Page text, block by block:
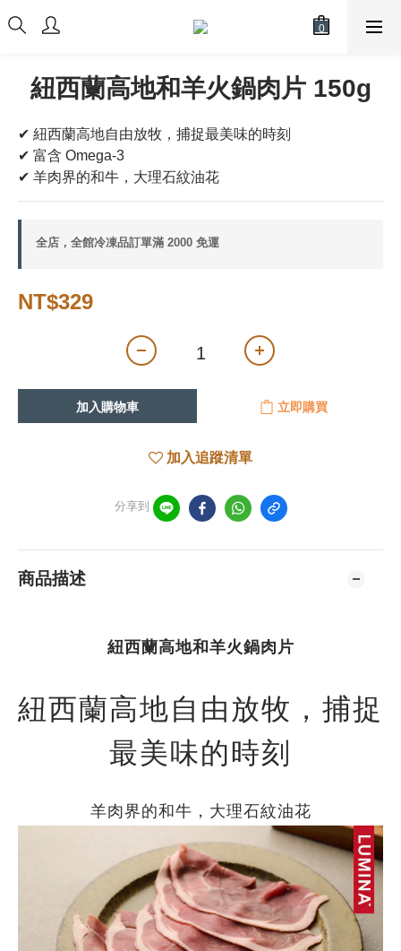
紐西蘭高地和羊火鍋肉片 150g
✔ 紐西蘭高地自由放牧，捕捉最美味的時刻
✔ 富含 Omega-3
✔ 羊肉界的和牛，大理石紋油花
全店，全館冷凍品訂單滿 2000 免運
NT$329
加入購物車 立即購買
加入追蹤清單
分享到
商品描述
紐西蘭高地和羊火鍋肉片
紐西蘭高地自由放牧，捕捉
最美味的時刻
羊肉界的和牛，大理石紋油花